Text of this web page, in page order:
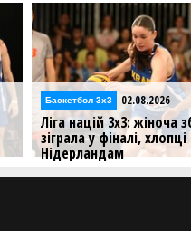
Баскетбол 3х3 02.08.2026
Ліга націй 3х3: жіноча
зіграла у фіналі,
Нідерландам
Результати матчів